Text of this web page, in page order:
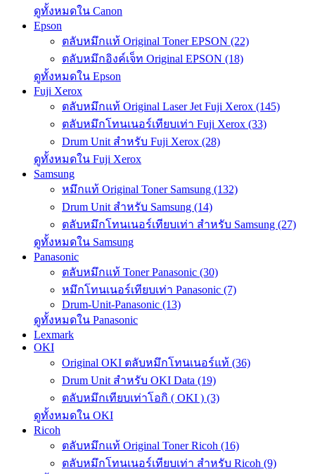
ดูทั้งหมดใน Canon
Epson
ตลับหมึกแท้ Original Toner EPSON (22)
ตลับหมึกอิงค์เจ็ท Original EPSON (18)
ดูทั้งหมดใน Epson
Fuji Xerox
ตลับหมึกแท้ Original Laser Jet Fuji Xerox (145)
ตลับหมึกโทนเนอร์เทียบเท่า Fuji Xerox (33)
Drum Unit สำหรับ Fuji Xerox (28)
ดูทั้งหมดใน Fuji Xerox
Samsung
หมึกแท้ Original Toner Samsung (132)
Drum Unit สำหรับ Samsung (14)
ตลับหมึกโทนเนอร์เทียบเท่า สำหรับ Samsung (27)
ดูทั้งหมดใน Samsung
Panasonic
ตลับหมึกแท้ Toner Panasonic (30)
หมึกโทนเนอร์เทียบเท่า Panasonic (7)
Drum-Unit-Panasonic (13)
ดูทั้งหมดใน Panasonic
Lexmark
OKI
Original OKI ตลับหมึกโทนเนอร์แท้ (36)
Drum Unit สำหรับ OKI Data (19)
ตลับหมึกเทียบเท่าโอกิ ( OKI ) (3)
ดูทั้งหมดใน OKI
Ricoh
ตลับหมึกแท้ Original Toner Ricoh (16)
ตลับหมึกโทนเนอร์เทียบเท่า สำหรับ Ricoh (9)